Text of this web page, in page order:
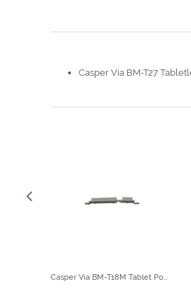
Casper Via BM-T27
Casper Via BM-T18M Tablet Power Tuş